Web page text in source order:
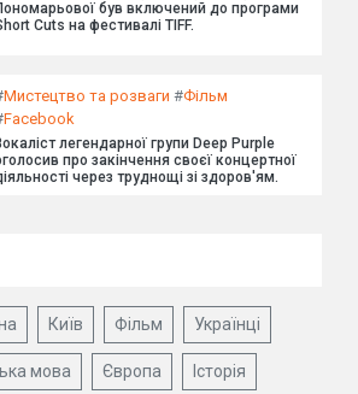
був включений до програми
Cuts на фестивалі TIFF.
Мистецтво та розваги #Фільм
Facebook
легендарної групи Deep Purple
про закінчення своєї концертної
через труднощі зі здоров'ям.
Київ Фільм Українці
мова Європа Історія